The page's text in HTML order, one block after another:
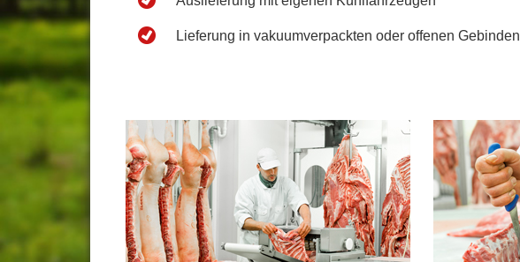
Lieferung in vakuumverpackten oder offenen Gebinden